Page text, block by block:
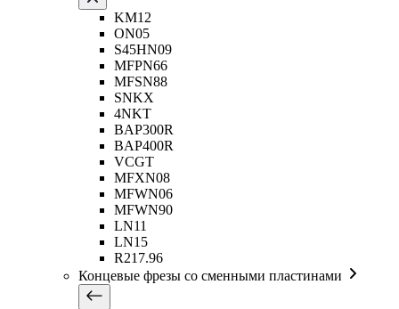
KM12
ON05
S45HN09
MFPN66
MFSN88
SNKX
4NKT
BAP300R
BAP400R
VCGT
MFXN08
MFWN06
MFWN90
LN11
LN15
R217.96
Концевые фрезы со сменными пластинами